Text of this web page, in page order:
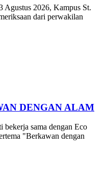
Agustus 2026, Kampus St.
dari perwakilan
DENGAN ALAM
sama dengan Eco
"Berkawan dengan